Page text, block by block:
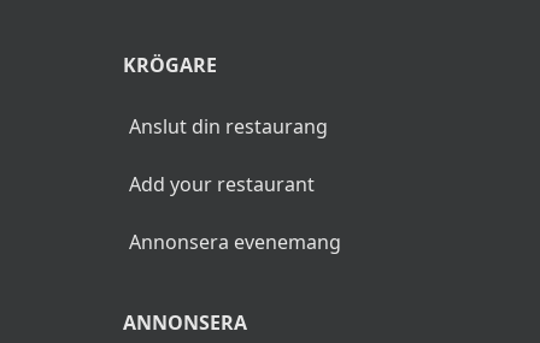
KRÖGARE
Anslut din restaurang
Add your restaurant
Annonsera evenemang
ANNONSERA